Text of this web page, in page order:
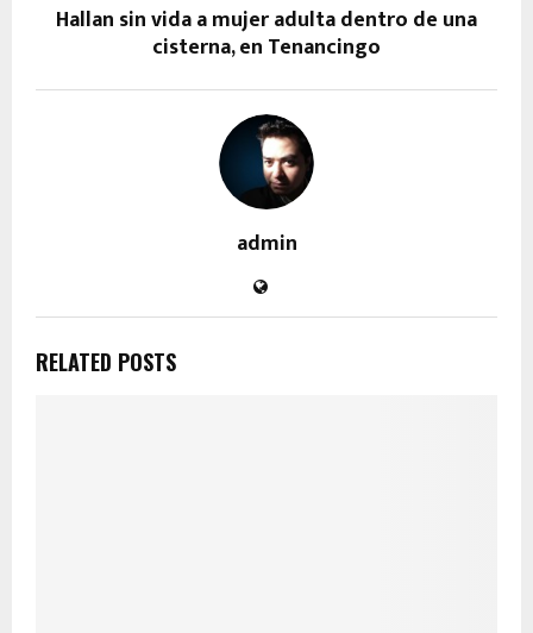
Hallan sin vida a mujer adulta dentro de una
cisterna, en Tenancingo
admin
RELATED POSTS